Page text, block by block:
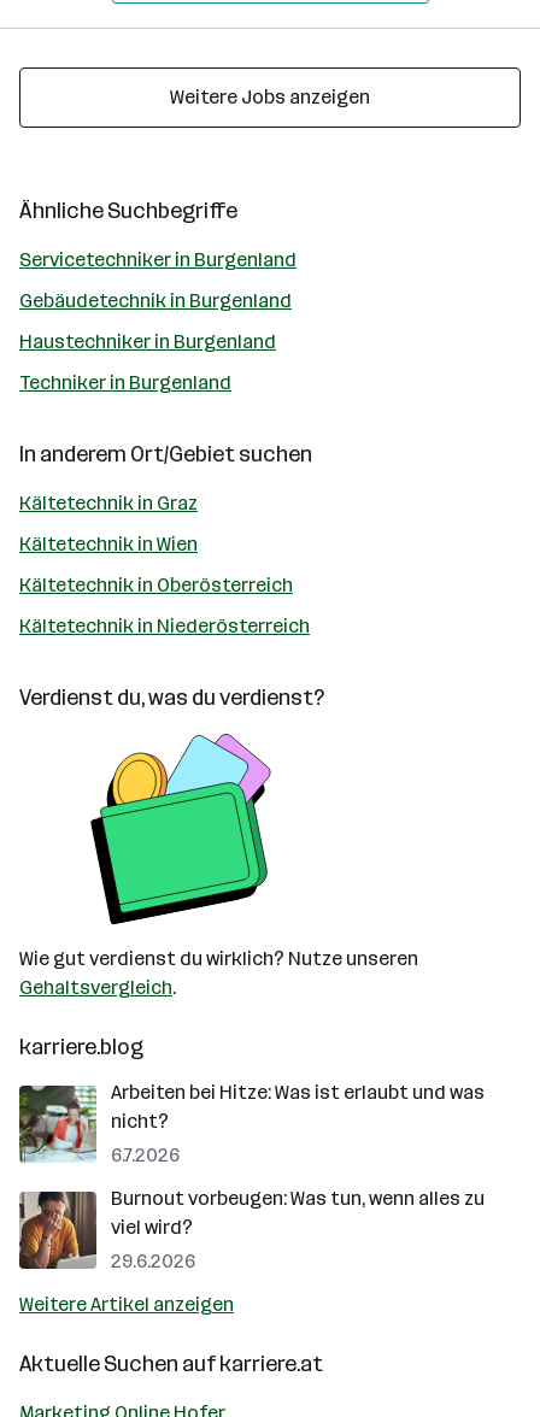
Weitere Jobs anzeigen
Ähnliche Suchbegriffe
Servicetechniker in Burgenland
Gebäudetechnik in Burgenland
Haustechniker in Burgenland
Techniker in Burgenland
In anderem Ort/Gebiet suchen
Kältetechnik in Graz
Kältetechnik in Wien
Kältetechnik in Oberösterreich
Kältetechnik in Niederösterreich
Verdienst du, was du verdienst?
Wie gut verdienst du wirklich? Nutze unseren
Gehaltsvergleich.
karriere.blog
Arbeiten bei Hitze: Was ist erlaubt und was
nicht?
6.7.2026
Burnout vorbeugen: Was tun, wenn alles zu
viel wird?
29.6.2026
Weitere Artikel anzeigen
Aktuelle Suchen aufkarriere.at